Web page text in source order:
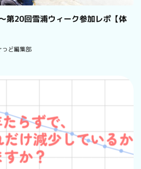
第20回雪浦ウィーク参加レポ【体
っど編集部